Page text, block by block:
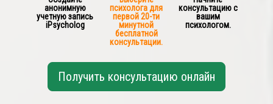
анонимную
учетную запись
iPsycholog
психолога для
первой 20-ти
минутной
бесплатной
консультации.
консультацию с
вашим
психологом.
Получить консультацию онлайн